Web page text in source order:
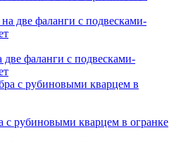
две фаланги с подвесками-
с рубиновыми кварцем в огранке